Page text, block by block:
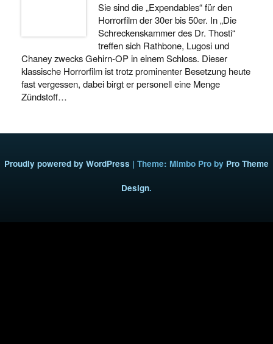
Sie sind die „Expendables“ für den
Horrorfilm der 30er bis 50er. In „Die
Schreckenskammer des Dr. Thosti“
treffen sich Rathbone, Lugosi und
Chaney zwecks Gehirn-OP in einem Schloss. Dieser
klassische Horrorfilm ist trotz prominenter Besetzung heute
fast vergessen, dabei birgt er personell eine Menge
Zündstoff…
Proudly powered by WordPress | Theme: Mimbo Pro by Pro Theme
Design.